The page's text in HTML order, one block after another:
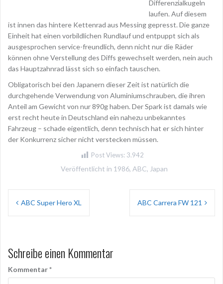
Differenzialkugeln
laufen. Auf diesem
ist innen das hintere Kettenrad aus Messing gepresst. Die ganze
Einheit hat einen vorbildlichen Rundlauf und entpuppt sich als
ausgesprochen service-freundlich, denn nicht nur die Räder
können ohne Verstellung des Diffs gewechselt werden, nein auch
das Hauptzahnrad lässt sich so einfach tauschen.
Obligatorisch bei den Japanern dieser Zeit ist natürlich die
durchgehende Verwendung von Aluminiumschrauben, die ihren
Anteil am Gewicht von nur 890g haben. Der Spark ist damals wie
erst recht heute in Deutschland ein nahezu unbekanntes
Fahrzeug – schade eigentlich, denn technisch hat er sich hinter
der Konkurrenz sicher nicht verstecken müssen.
Post Views: 3.942
Veröffentlicht in 1986, ABC, Japan
Beitragsnavigation
ABC Super Hero XL ABC Carrera FW 121
Schreibe einen Kommentar
Kommentar*